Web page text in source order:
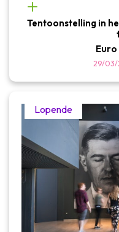
Tentoonstelling in
29/03/
Lopende